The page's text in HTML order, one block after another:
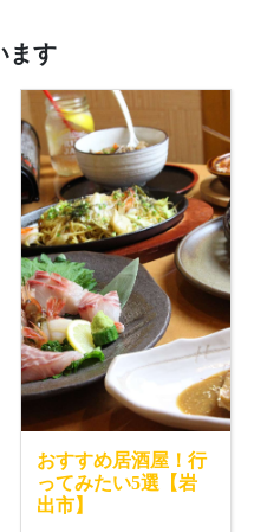
ます
おすすめ居酒屋！行
ってみたい5選【岩
出市】